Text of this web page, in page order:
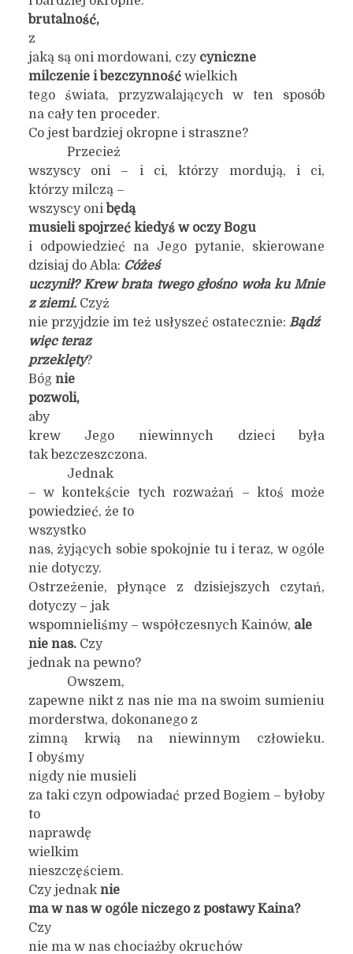
brutalność,
z
jaką są oni mordowani, czy cyniczne
milczenie i bezczynność wielkich
tego świata, przyzwalających w ten sposób
na cały ten proceder.
Co jest bardziej okropne i straszne?
Przecież
wszyscy oni – i ci, którzy mordują, i ci,
którzy milczą –
wszyscy oni będą
musieli spojrzeć kiedyś w oczy Bogu
i odpowiedzieć na Jego pytanie, skierowane
dzisiaj do Abla: Cóżeś
uczynił? Krew brata twego głośno woła ku Mnie
z ziemi. Czyż
nie przyjdzie im też usłyszeć ostatecznie: Bądź
więc teraz
przeklęty?
Bóg nie
pozwoli,
aby
krew Jego niewinnych dzieci była
tak bezczeszczona.
Jednak
– w kontekście tych rozważań – ktoś może
powiedzieć, że to
wszystko
nas, żyjących sobie spokojnie tu i teraz, w ogóle
nie dotyczy.
Ostrzeżenie, płynące z dzisiejszych czytań,
dotyczy – jak
wspomnieliśmy – współczesnych Kainów, ale
nie nas. Czy
jednak na pewno?
Owszem,
zapewne nikt z nas nie ma na swoim sumieniu
morderstwa, dokonanego z
zimną krwią na niewinnym człowieku.
I obyśmy
nigdy nie musieli
za taki czyn odpowiadać przed Bogiem – byłoby
to
naprawdę
wielkim
nieszczęściem.
Czy jednak nie
ma w nas w ogóle niczego z postawy Kaina?
Czy
nie ma w nas chociażby okruchów